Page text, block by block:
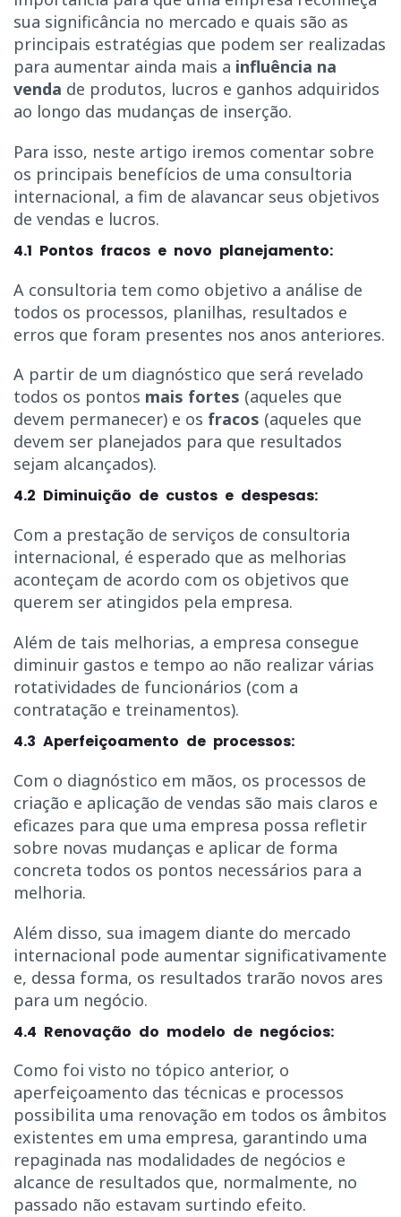
sua significância no mercado e quais são as
principais estratégias que podem ser realizadas
para aumentar ainda mais a influência na
venda de produtos, lucros e ganhos adquiridos
ao longo das mudanças de inserção.
Para isso, neste artigo iremos comentar sobre
os principais benefícios de uma consultoria
internacional, a fim de alavancar seus objetivos
de vendas e lucros.
4.1 Pontos fracos e novo planejamento:
A consultoria tem como objetivo a análise de
todos os processos, planilhas, resultados e
erros que foram presentes nos anos anteriores.
A partir de um diagnóstico que será revelado
todos os pontos mais fortes (aqueles que
devem permanecer) e os fracos (aqueles que
devem ser planejados para que resultados
sejam alcançados).
4.2 Diminuição de custos e despesas:
Com a prestação de serviços de consultoria
internacional, é esperado que as melhorias
aconteçam de acordo com os objetivos que
querem ser atingidos pela empresa.
Além de tais melhorias, a empresa consegue
diminuir gastos e tempo ao não realizar várias
rotatividades de funcionários (com a
contratação e treinamentos).
4.3 Aperfeiçoamento de processos:
Com o diagnóstico em mãos, os processos de
criação e aplicação de vendas são mais claros e
eficazes para que uma empresa possa refletir
sobre novas mudanças e aplicar de forma
concreta todos os pontos necessários para a
melhoria.
Além disso, sua imagem diante do mercado
internacional pode aumentar significativamente
e, dessa forma, os resultados trarão novos ares
para um negócio.
4.4 Renovação do modelo de negócios:
Como foi visto no tópico anterior, o
aperfeiçoamento das técnicas e processos
possibilita uma renovação em todos os âmbitos
existentes em uma empresa, garantindo uma
repaginada nas modalidades de negócios e
alcance de resultados que, normalmente, no
passado não estavam surtindo efeito.